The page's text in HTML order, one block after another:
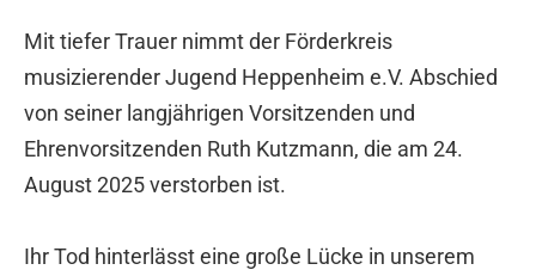
Mit tiefer Trauer nimmt der Förderkreis
musizierender Jugend Heppenheim e.V. Abschied
von seiner langjährigen Vorsitzenden und
Ehrenvorsitzenden Ruth Kutzmann, die am 24.
August 2025 verstorben ist.
Ihr Tod hinterlässt eine große Lücke in unserem